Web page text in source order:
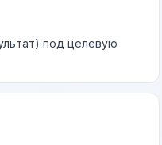
под целевую